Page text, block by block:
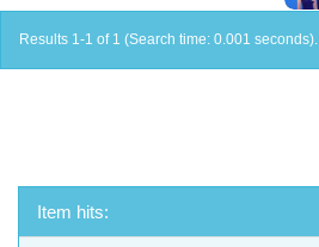
Results 1-1 of 1 (Search time: 0.001 seconds).
Item hits: